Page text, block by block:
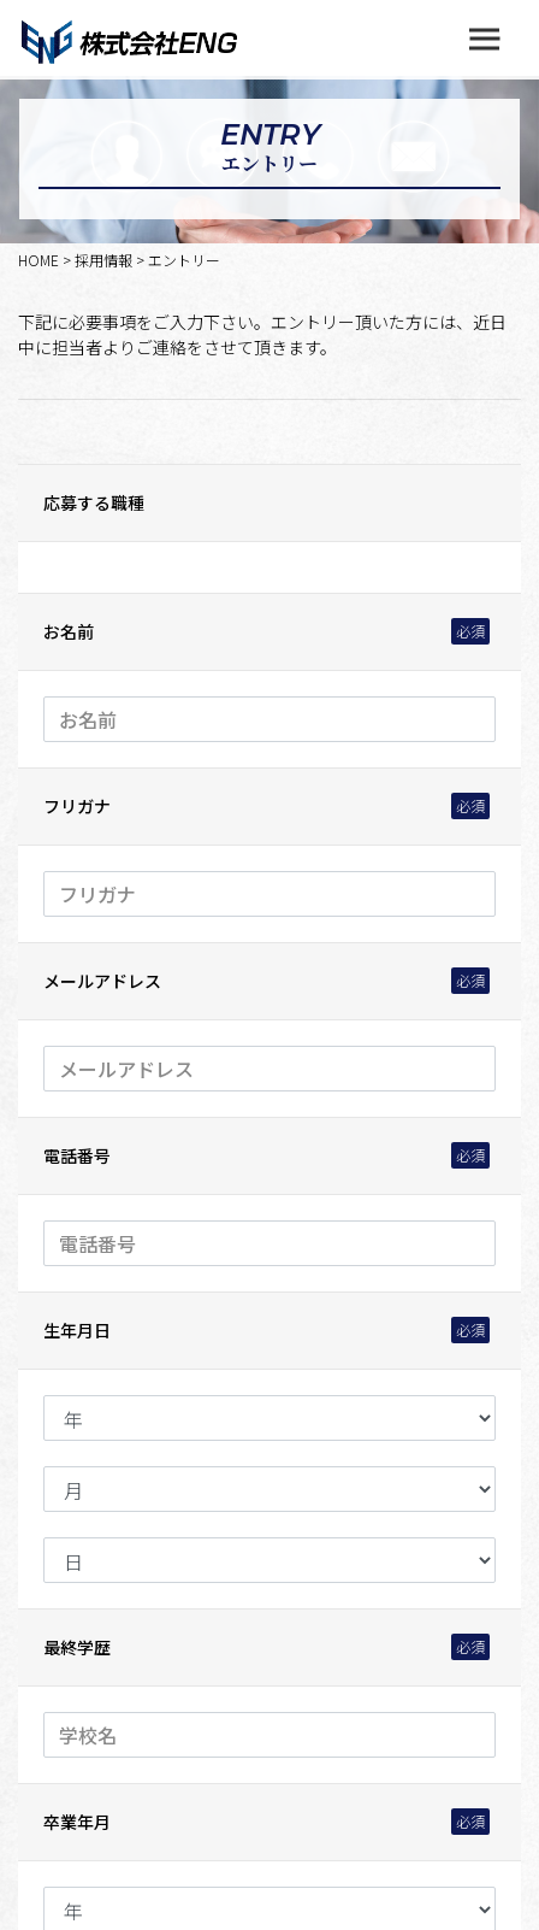
ENTRY
エントリー
HOME >採用情報 >エントリー
下記に必要事項をご入力下さい。エントリー頂いた方には、近日
中に担当者よりご連絡をさせて頂きます。
応募する職種
お名前
フリガナ
メールアドレス
電話番号
生年月日
最終学歴
卒業年月